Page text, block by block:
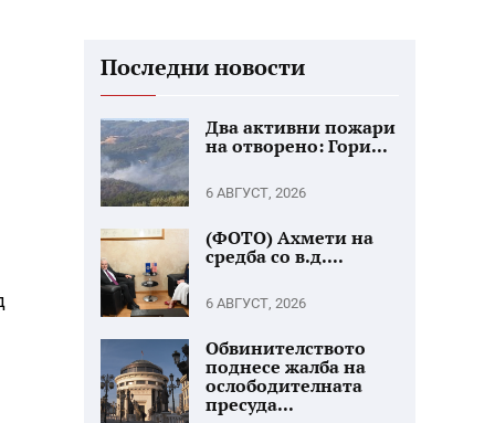
Последни новости
Два активни пожари
на отворено: Гори...
6 АВГУСТ, 2026
(ФОТО) Ахмети на
средба со в.д....
6 АВГУСТ, 2026
Обвинителството
поднесе жалба на
ослободителната
пресуда...